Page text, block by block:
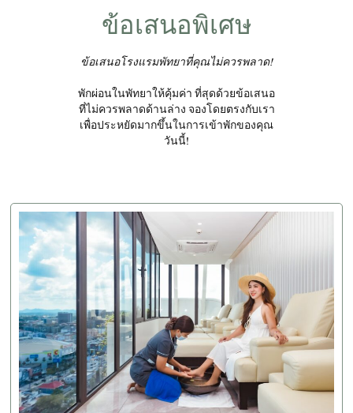
ข้อเสนอพิเศษ
ข้อเสนอโรงแรมพัทยาที่คุณไม่ควรพลาด!
พักผ่อนในพัทยาให้คุ้มค่า ที่สุดด้วยข้อเสนอ
ที่ไม่ควรพลาดด้านล่าง จองโดยตรงกับเรา
เพื่อประหยัดมากขึ้นในการเข้าพักของคุณ
วันนี้!